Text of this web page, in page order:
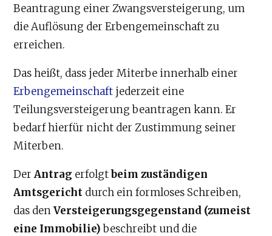
Beantragung einer Zwangsversteigerung, um
die Auflösung der Erbengemeinschaft zu
erreichen.
Das heißt, dass jeder Miterbe innerhalb einer
Erbengemeinschaft jederzeit eine
Teilungsversteigerung beantragen kann. Er
bedarf hierfür nicht der Zustimmung seiner
Miterben.
DerAntrag erfolgtbeim zuständigen
Amtsgericht durch ein formloses Schreiben,
das denVersteigerungsgegenstand (zumeist
eine Immobilie)beschreibt und die